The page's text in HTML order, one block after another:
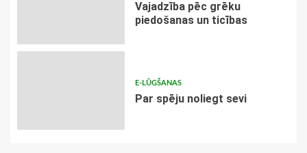
Vajadzība pēc grēku
piedošanas un ticības
E-LŪGŠANAS
Par spēju noliegt sevi